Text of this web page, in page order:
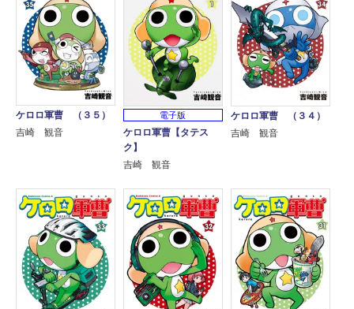
ケロロ軍曹 （３５）
吉崎 観音
電子版
ケロロ軍曹【タテス
ク】
吉崎 観音
ケロロ軍曹 （３４）
吉崎 観音